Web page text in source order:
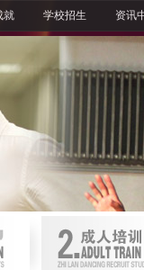
就 学校招生 资讯